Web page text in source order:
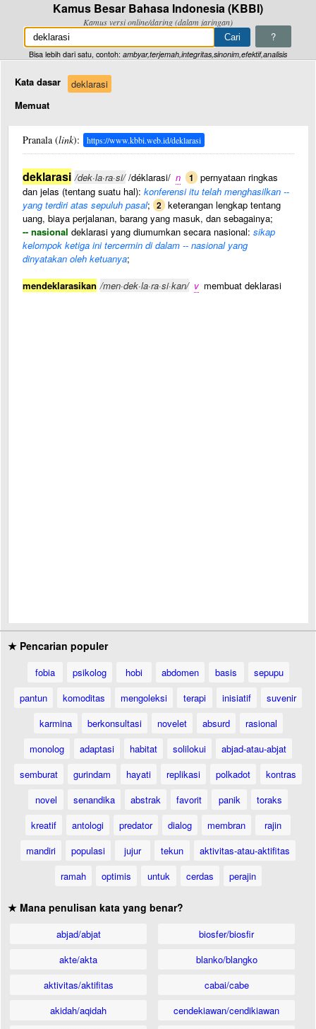
Kamus Besar Bahasa Indonesia (KBBI)
Kamus versi online/daring (dalam jaringan)
?
Bisa lebih dari satu, contoh: ambyar,terjemah,integritas,sinonim,efektif,analisis
Kata dasar
deklarasi
Memuat
Pranala (link): https://www.kbbi.web.id/deklarasi
deklarasi /dek·la·ra·si//déklarasi/ n 1 pernyataan ringkas
dan jelas (tentang suatu hal): konferensi itu telah menghasilkan --
yang terdiri atas sepuluh pasal; 2 keterangan lengkap tentang
uang, biaya perjalanan, barang yang masuk, dan sebagainya;
-- nasional deklarasi yang diumumkan secara nasional: sikap
kelompok ketiga ini tercermin di dalam -- nasional yang
dinyatakan oleh ketuanya;
mendeklarasikan /men·dek·la·ra·si·kan/ v membuat deklarasi
★ Pencarian populer
fobia psikolog hobi abdomen basis
sepupu
pantun
komoditas mengoleksi terapi inisiatif
suvenir
karmina
berkonsultasi novelet absurd
rasional
monolog
adaptasi habitat solilokui
abjad-atau-abjat
semburat
gurindam hayati replikasi polkadot
kontras
novel
senandika abstrak favorit panik
toraks
kreatif
antologi predator dialog membran
rajin
mandiri
populasi jujur tekun
aktivitas-atau-aktifitas
ramah
optimis untuk cerdas perajin
★ Mana penulisan kata yang benar?
abjad/abjat
akte/akta
aktivitas/aktifitas
akidah/aqidah
biosfer/biosfir
blanko/blangko
cabai/cabe
cendekiawan/cendikiawan